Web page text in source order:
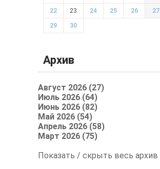
22 23 24 25 26 27
29 30
Архив
Август 2026 (27)
Июль 2026 (64)
Июнь 2026 (82)
Май 2026 (54)
Апрель 2026 (58)
Март 2026 (75)
Показать / скрыть весь архив